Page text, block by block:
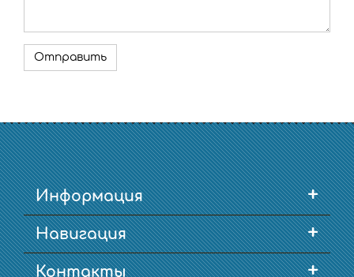
Информация +
Навигация +
Контакты +